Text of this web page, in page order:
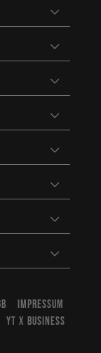
IMPRESSUM
YT X BUSINESS